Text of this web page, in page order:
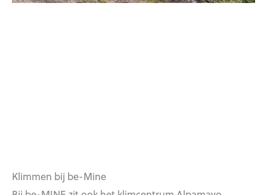
Klimmen bij be-Mine